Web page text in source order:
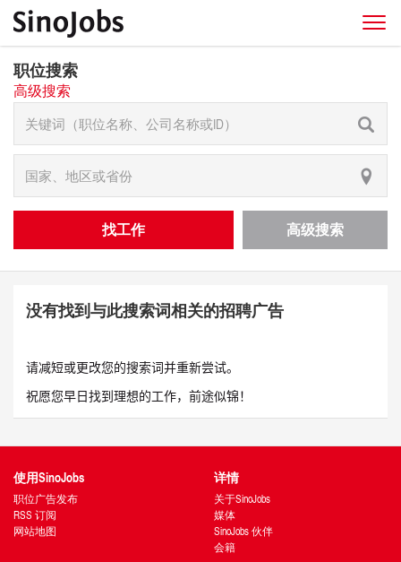
职位搜索
高级搜索
找工作 高级搜索
没有找到与此搜索词相关的招聘广告
请减短或更改您的搜索词并重新尝试。
祝愿您早日找到理想的工作，前途似锦！
使用SinoJobs
职位广告发布
RSS 订阅
网站地图
详情
关于SinoJobs
媒体
SinoJobs 伙伴
会籍